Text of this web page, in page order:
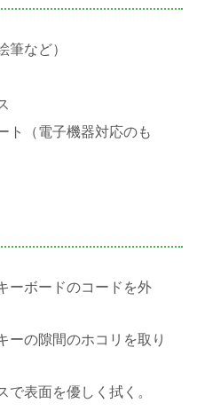
筆など）
ト（電子機器対応のも
ーボードのコードを外
ーの隙間のホコリを取り
で表面を優しく拭く。